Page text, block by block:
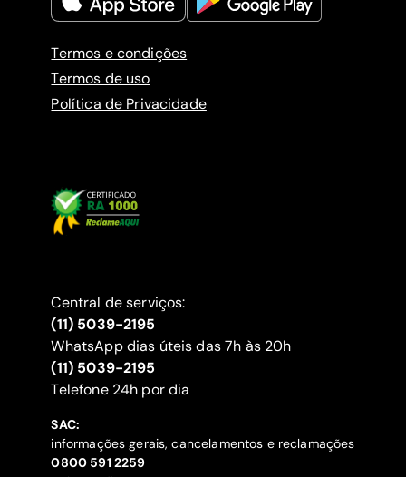
Termos e condições
Termos de uso
Política de Privacidade
Central de serviços:
(11) 5039-2195
WhatsApp dias úteis das 7h às 20h
(11) 5039-2195
‍Telefone 24h por dia
SAC:
informações gerais, cancelamentos e reclamações
‍0800 591 2259